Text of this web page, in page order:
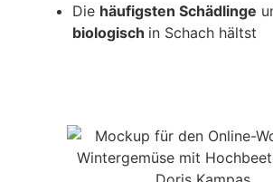
Die häu­figs­ten Schäd­lin­ge
bio­lo­gisch in Schach hältst